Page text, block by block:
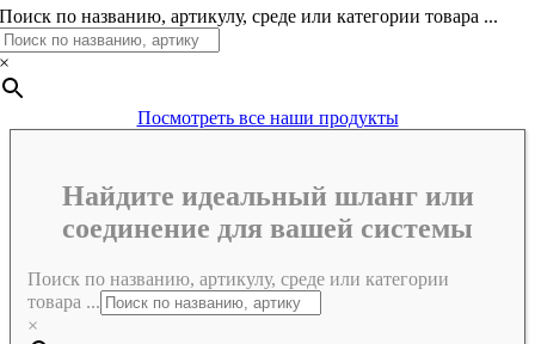
Поиск по названию, артикулу, среде или категории товара ...
×
Посмотреть все наши продукты
Найдите идеальный шланг или
соединение для вашей системы
Поиск по названию, артикулу, среде или категории
товара ...
×